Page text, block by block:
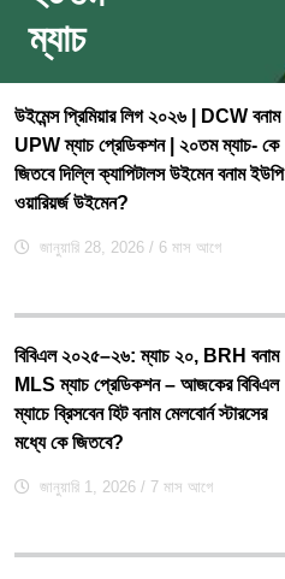
ম্যাচ
উইমেন্স প্রিমিয়ার লিগ ২০২৬ | DCW বনাম
UPW ম্যাচ প্রেডিকশন | ২০তম ম্যাচ- কে
জিতবে দিল্লি ক্যাপিটালস উইমেন বনাম ইউপি
ওয়ারিয়র্জ উইমেন?
জানুয়ারি 28, 2026 / 6 মাস আগে
বিবিএল ২০২৫–২৬: ম্যাচ ২০, BRH বনাম
MLS ম্যাচ প্রেডিকশন – আজকের বিবিএল
ম্যাচে ব্রিসবেন হিট বনাম মেলবোর্ন স্টারসের
মধ্যে কে জিতবে?
জানুয়ারি 1, 2026 / 7 মাস আগে